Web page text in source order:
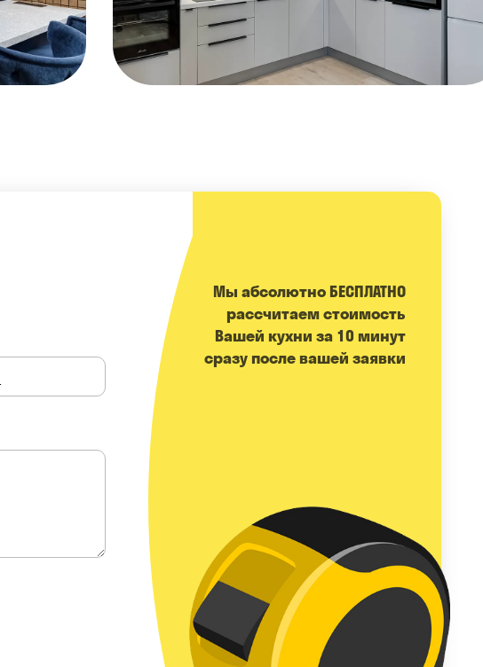
Мы абсолютно БЕСПЛАТНО
расcчитаем стоимость
Вашей кухни за 10 минут
сразу после вашей заявки